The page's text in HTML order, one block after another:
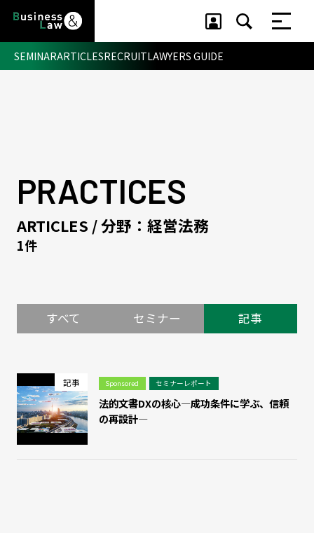
SEMINARARTICLESRECRUITLAWYERS GUIDE
PRACTICES
ARTICLES / 分野：経営法務
1件
すべて セミナー 記事
記事 Sponsored セミナーレポート
法的文書DXの核心―成功条件に学ぶ、信頼
の再設計―